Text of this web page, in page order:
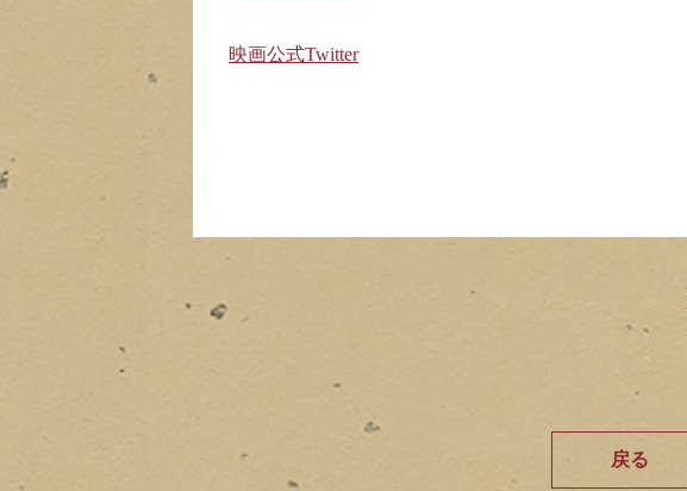
映画公式Twitter
戻る